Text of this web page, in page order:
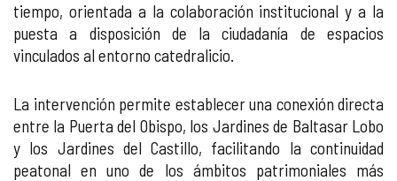
tiempo, orientada a la colaboración institucional y a la
puesta a disposición de la ciudadanía de espacios
vinculados al entorno catedralicio.
La intervención permite establecer una conexión directa
entre la Puerta del Obispo, los Jardines de Baltasar Lobo
y los Jardines del Castillo, facilitando la continuidad
peatonal en uno de los ámbitos patrimoniales más